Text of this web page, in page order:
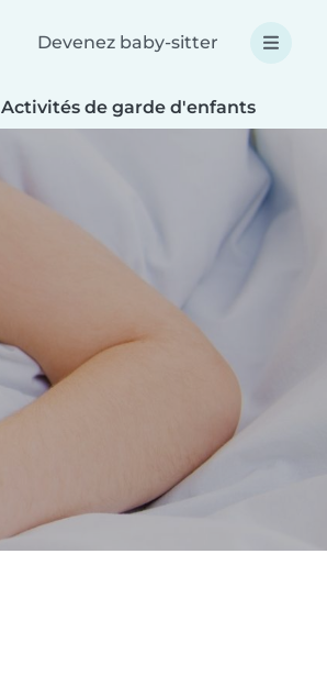
Devenez baby-sitter
Activités de garde d'enfants